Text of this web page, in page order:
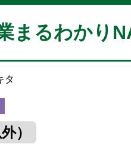
まるわかり
タ
）